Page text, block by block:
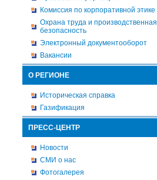
Комиссия по корпоративной этике
Охрана труда и производственная
безопасность
Электронный документооборот
Вакансии
О РЕГИОНЕ
Историческая справка
Газификация
ПРЕСС-ЦЕНТР
Новости
СМИ о нас
Фотогалерея